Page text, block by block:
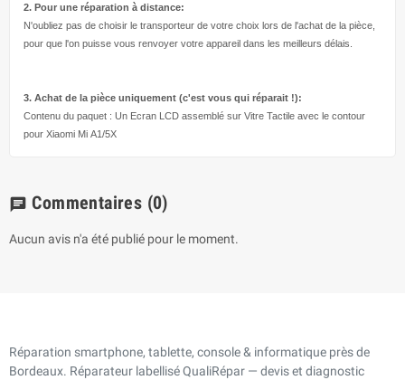
2. Pour une réparation à distance:
N'oubliez pas de choisir le transporteur de votre choix lors de l'achat de la pièce,
pour que l'on puisse vous renvoyer votre appareil dans les meilleurs délais.
3. Achat de la pièce uniquement (c'est vous qui réparait !):
Contenu du paquet : Un Ecran LCD assemblé sur Vitre Tactile avec le contour
pour Xiaomi Mi A1/5X
chat Commentaires (0)
Aucun avis n'a été publié pour le moment.
Réparation smartphone, tablette, console & informatique près de
Bordeaux. Réparateur labellisé QualiRépar — devis et diagnostic